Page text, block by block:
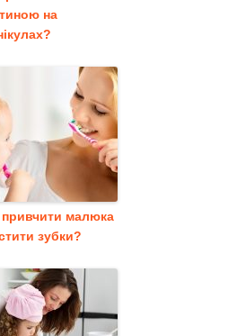
на
малюка
зубки?